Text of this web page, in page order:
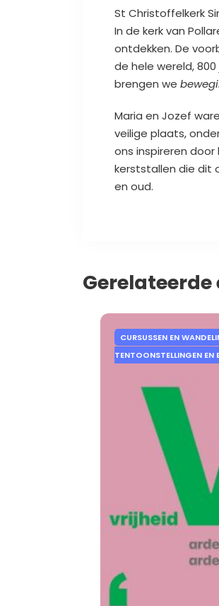
St Christoffelkerk
In de kerk van
ontdekken. De
de hele wereld,
brengen we
Maria en Jozef
veilige plaats,
ons inspireren
kerststallen die dit
en oud.
CURSUSSEN EN
TENTOONSTELLINGEN EN